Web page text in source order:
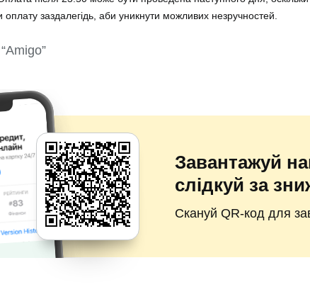
заздалегідь, аби уникнути можливих незручностей.
Завантажуй
слідкуй за
Скануй QR-код для